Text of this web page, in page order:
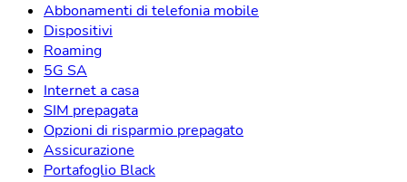
Abbonamenti di telefonia mobile
Dispositivi
Roaming
5G SA
Internet a casa
SIM prepagata
Opzioni di risparmio prepagato
Assicurazione
Portafoglio Black